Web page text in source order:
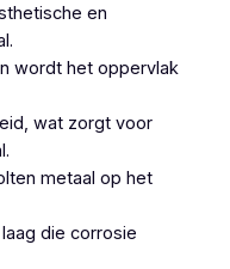
en
wordt het oppervlak
wat zorgt voor
metaal op het
die corrosie